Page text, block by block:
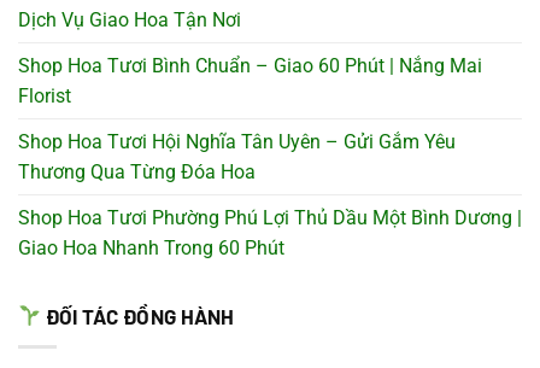
Dịch Vụ Giao Hoa Tận Nơi
Shop Hoa Tươi Bình Chuẩn – Giao 60 Phút | Nắng Mai
Florist
Shop Hoa Tươi Hội Nghĩa Tân Uyên – Gửi Gắm Yêu
Thương Qua Từng Đóa Hoa
Shop Hoa Tươi Phường Phú Lợi Thủ Dầu Một Bình Dương |
Giao Hoa Nhanh Trong 60 Phút
ĐỐI TÁC ĐỒNG HÀNH